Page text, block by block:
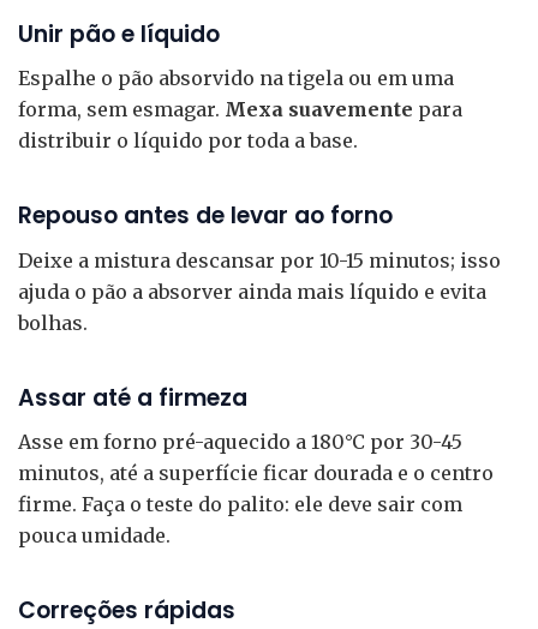
Unir pão e líquido
Espalhe o pão absorvido na tigela ou em uma
forma, sem esmagar. Mexa suavemente para
distribuir o líquido por toda a base.
Repouso antes de levar ao forno
Deixe a mistura descansar por 10-15 minutos; isso
ajuda o pão a absorver ainda mais líquido e evita
bolhas.
Assar até a firmeza
Asse em forno pré-aquecido a 180°C por 30-45
minutos, até a superfície ficar dourada e o centro
firme. Faça o teste do palito: ele deve sair com
pouca umidade.
Correções rápidas